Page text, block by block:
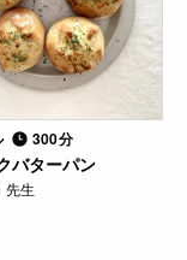
300分
バターパン
先生